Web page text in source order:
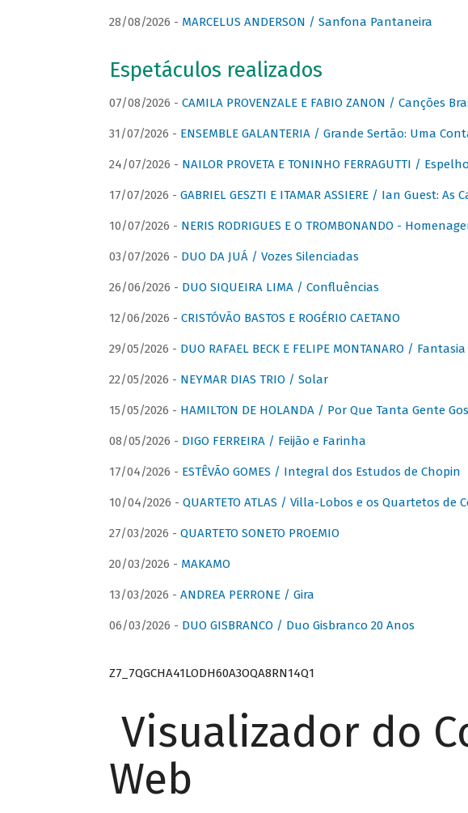
28/08/2026 - MARCELUS ANDERSON / Sanfona Pantaneira
Espetáculos realizados
07/08/2026 - CAMILA PROVENZALE E FABIO ZANON / Canções
31/07/2026 - ENSEMBLE GALANTERIA / Grande Sertão: Uma
24/07/2026 - NAILOR PROVETA E TONINHO FERRAGUTTI /
17/07/2026 - GABRIEL GESZTI E ITAMAR ASSIERE / Ian Guest:
10/07/2026 - NERIS RODRIGUES E O TROMBONANDO -
03/07/2026 - DUO DA JUÁ / Vozes Silenciadas
26/06/2026 - DUO SIQUEIRA LIMA / Confluências
12/06/2026 - CRISTÓVÃO BASTOS E ROGÉRIO CAETANO
29/05/2026 - DUO RAFAEL BECK E FELIPE MONTANARO /
22/05/2026 - NEYMAR DIAS TRIO / Solar
15/05/2026 - HAMILTON DE HOLANDA / Por Que Tanta Gente
08/05/2026 - DIGO FERREIRA / Feijão e Farinha
17/04/2026 - ESTÊVÃO GOMES / Integral dos Estudos de Chopin
10/04/2026 - QUARTETO ATLAS / Villa-Lobos e os Quartetos de
27/03/2026 - QUARTETO SONETO PROEMIO
20/03/2026 - MAKAMO
13/03/2026 - ANDREA PERRONE / Gira
06/03/2026 - DUO GISBRANCO / Duo Gisbranco 20 Anos
Z7_7QGCHA41LODH60A3OQA8RN14Q1
Visualizador do
Web